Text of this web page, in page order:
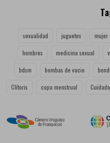
sexualidad juguetes mujer
hombres medicina sexual
bdsm bombas de vacio
Clítoris copa menstrual